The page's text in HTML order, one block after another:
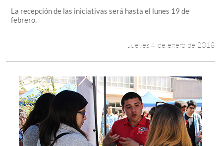
La recepción de las iniciativas será hasta el lunes 19 de
febrero.
Jueves 4 de enero de 2018